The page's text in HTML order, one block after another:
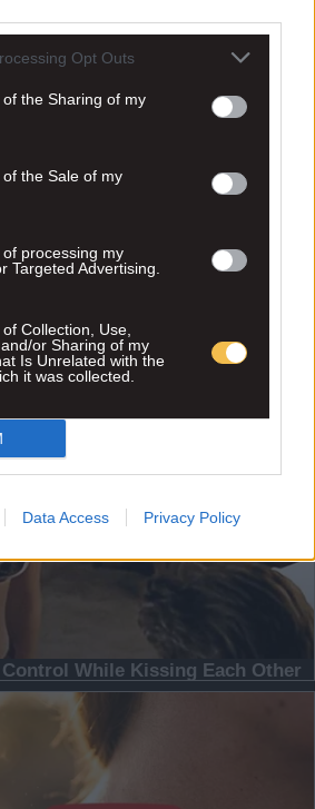
Opt Outs
the Sharing of my
the Sale of my
processing my
Targeted Advertising.
Collection, Use,
or Sharing of my
Is Unrelated with the
it was collected.
Data Access Privacy Policy